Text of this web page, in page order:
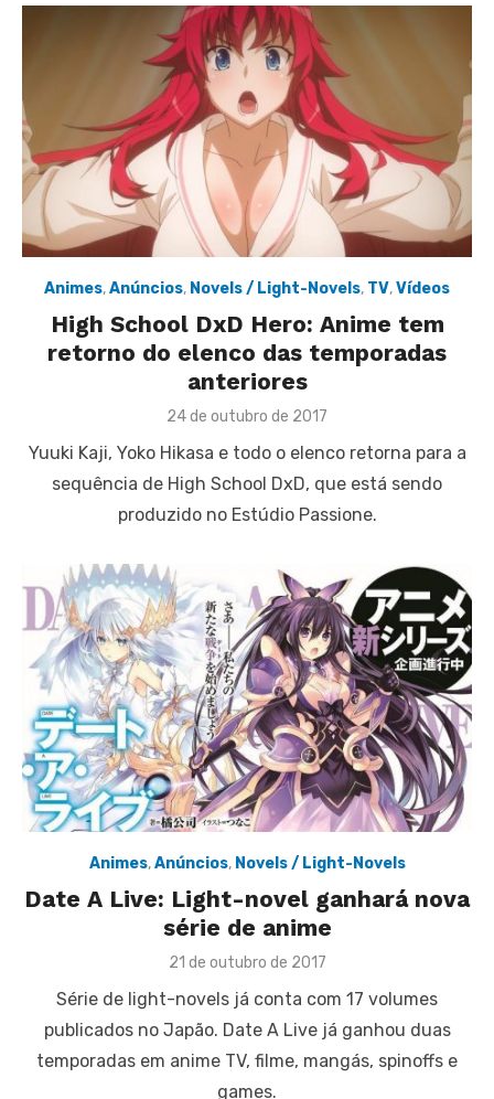
Animes,Anúncios, Novels / Light-Novels, TV,Vídeos
High School DxD Hero: Anime tem
retorno do elenco das temporadas
anteriores
Posted
24 de outubro de 2017
Yuuki Kaji, Yoko Hikasa e todo o elenco retorna para a
sequência de High School DxD, que está sendo
produzido no Estúdio Passione.
Animes,Anúncios, Novels / Light-Novels
Date A Live: Light-novel ganhará nova
série de anime
Posted
21 de outubro de 2017
Série de light-novels já conta com 17 volumes
publicados no Japão. Date A Live já ganhou duas
temporadas em anime TV, filme, mangás, spinoffs e
games.